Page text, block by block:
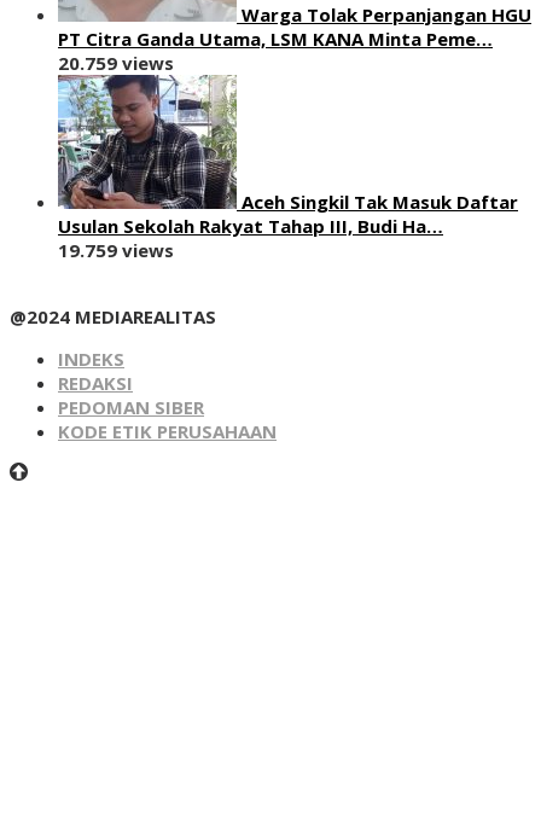
Warga Tolak Perpanjangan HGU
PT Citra Ganda Utama, LSM KANA Minta Peme…
20.759 views
Aceh Singkil Tak Masuk Daftar
Usulan Sekolah Rakyat Tahap III, Budi Ha…
19.759 views
@2024 MEDIAREALITAS
INDEKS
REDAKSI
PEDOMAN SIBER
KODE ETIK PERUSAHAAN